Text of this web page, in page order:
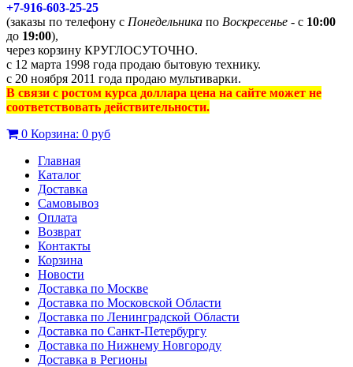
+7-916-603-25-25
(заказы по телефону с Понедельника по Воскресенье - с 10:00
до 19:00),
через корзину КРУГЛОСУТОЧНО.
с 12 марта 1998 года продаю бытовую технику.
с 20 ноября 2011 года продаю мультиварки.
В связи с ростом курса доллара цена на сайте может не
соответствовать действительности.
0 Корзина: 0 руб
Главная
Каталог
Доставка
Самовывоз
Оплата
Возврат
Контакты
Корзина
Новости
Доставка по Москве
Доставка по Московской Области
Доставка по Ленинградской Области
Доставка по Санкт-Петербургу
Доставка по Нижнему Новгороду
Доставка в Регионы